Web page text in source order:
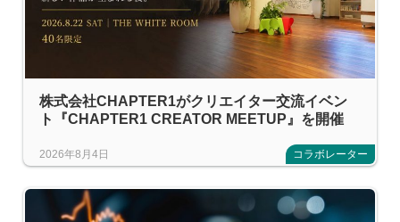
株式会社CHAPTER1がクリエイター交流イベン
ト『CHAPTER1 CREATOR MEETUP』を開催
2026年8月4日 コラボレーター